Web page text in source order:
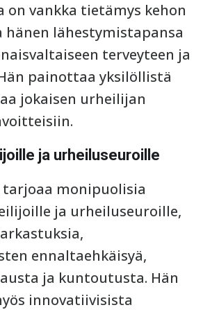
on vankka tietämys kehon
lähestymistapansa
terveyteen ja
painottaa yksilöllistä
jokaisen urheilijan
ja urheiluseuroille
tarjoaa monipuolisia
ja urheiluseuroille,
ennaltaehkäisyä,
ja kuntoutusta. Hän
innovatiivisista